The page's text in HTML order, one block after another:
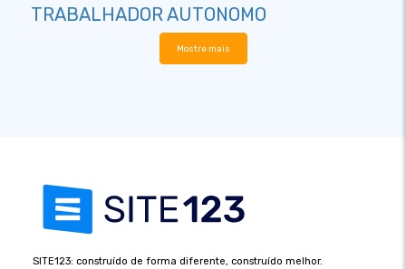
TRABALHADOR AUTONOMO
Mostre mais
SITE123: construído de forma diferente, construído melhor.